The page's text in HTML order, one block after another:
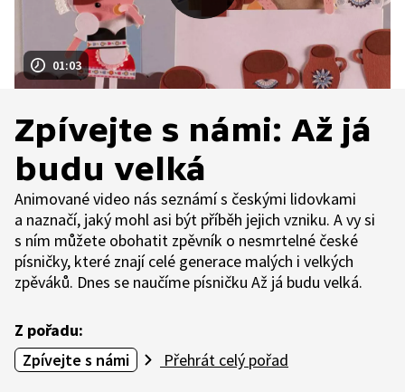
01:03
Zpívejte s námi: Až já
budu velká
Animované video nás seznámí s českými lidovkami
a naznačí, jaký mohl asi být příběh jejich vzniku. A vy si
s ním můžete obohatit zpěvník o nesmrtelné české
písničky, které znají celé generace malých i velkých
zpěváků. Dnes se naučíme písničku Až já budu velká.
Z pořadu:
Zpívejte s námi
Přehrát celý pořad